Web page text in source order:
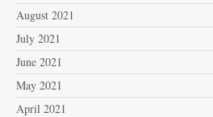
August 2021
July 2021
June 2021
May 2021
April 2021